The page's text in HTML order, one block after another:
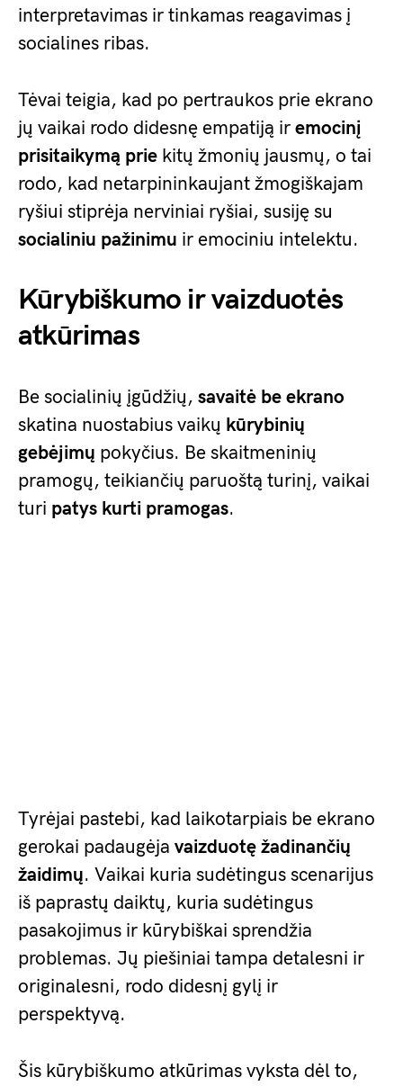
interpretavimas ir tinkamas reagavimas į
socialines ribas.
Tėvai teigia, kad po pertraukos prie ekrano
jų vaikai rodo didesnę empatiją ir emocinį
prisitaikymą prie kitų žmonių jausmų, o tai
rodo, kad netarpininkaujant žmogiškajam
ryšiui stiprėja nerviniai ryšiai, susiję su
socialiniu pažinimu ir emociniu intelektu.
Kūrybiškumo ir vaizduotės
atkūrimas
Be socialinių įgūdžių, savaitė be ekrano
skatina nuostabius vaikų kūrybinių
gebėjimų pokyčius. Be skaitmeninių
pramogų, teikiančių paruoštą turinį, vaikai
turi patys kurti pramogas.
Tyrėjai pastebi, kad laikotarpiais be ekrano
gerokai padaugėja vaizduotę žadinančių
žaidimų. Vaikai kuria sudėtingus scenarijus
iš paprastų daiktų, kuria sudėtingus
pasakojimus ir kūrybiškai sprendžia
problemas. Jų piešiniai tampa detalesni ir
originalesni, rodo didesnį gylį ir
perspektyvą.
Šis kūrybiškumo atkūrimas vyksta dėl to,